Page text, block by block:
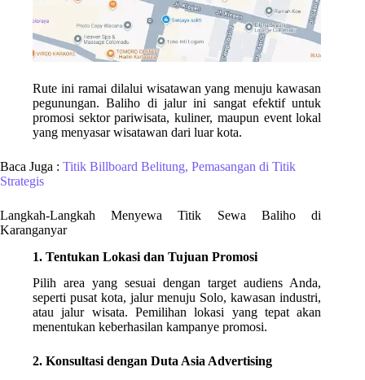
Rute ini ramai dilalui wisatawan yang menuju kawasan
pegunungan. Baliho di jalur ini sangat efektif untuk
promosi sektor pariwisata, kuliner, maupun event lokal
yang menyasar wisatawan dari luar kota.
Baca Juga : Titik Billboard Belitung, Pemasangan di Titik
Strategis
Langkah-Langkah Menyewa Titik Sewa Baliho di
Karanganyar
1. Tentukan Lokasi dan Tujuan Promosi
Pilih area yang sesuai dengan target audiens Anda,
seperti pusat kota, jalur menuju Solo, kawasan industri,
atau jalur wisata. Pemilihan lokasi yang tepat akan
menentukan keberhasilan kampanye promosi.
2. Konsultasi dengan Duta Asia Advertising